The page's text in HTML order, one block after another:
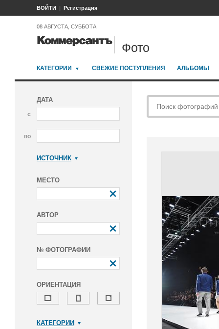
ВОЙТИ Регистрация
08 АВГУСТА, СУББОТА
Фото
КАТЕГОРИИ СВЕЖИЕ ПОСТУПЛЕНИЯ АЛЬБОМЫ
ДАТА
с
по
ИСТОЧНИК
МЕСТО
АВТОР
№ ФОТОГРАФИИ
ОРИЕНТАЦИЯ
КАТЕГОРИИ